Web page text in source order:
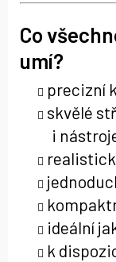
Co
umí?
precizní
skvělé
i
ideální
k